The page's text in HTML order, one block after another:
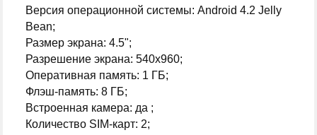
Версия операционной системы: Android 4.2 Jelly
Bean;
Размер экрана: 4.5";
Разрешение экрана: 540x960;
Оперативная память: 1 ГБ;
Флэш-память: 8 ГБ;
Встроенная камера: да ;
Количество SIM-карт: 2;